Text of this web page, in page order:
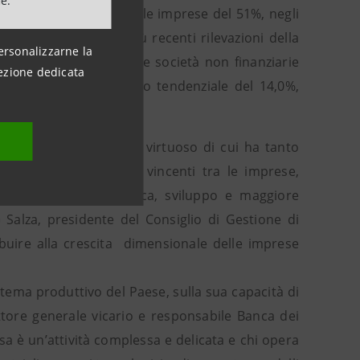
la
dedicata
del credito alle imprese del 51%, negli
del 77%. Le più recenti rilevazioni della
febbraio i prestiti alle società non finanziarie
un aumento tendenziale del 14,0%,
quel circolo virtuoso di cui ha tanto
di strategie vincenti tra le imprese,
umano, ricerca, sviluppo e maggiore
presidente del Consiglio di Gestione di
alla crescita dimensionale delle imprese
produttivo del Paese, sulla sua capacità di
generale vicario e responsabile Banca dei
è un’attività complessa e delicata e chi opera